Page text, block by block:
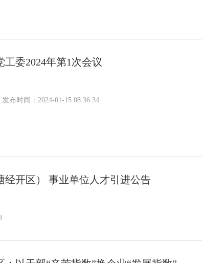
委2024年第1次会议
发布时间：2024-01-15 08:36:34
经开区） 事业单位人才引进公告